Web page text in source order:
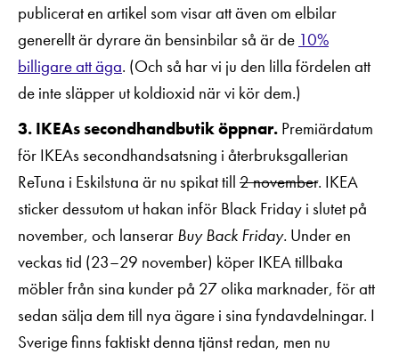
publicerat en artikel som visar att även om elbilar
generellt är dyrare än bensinbilar så är de 10%
billigare att äga. (Och så har vi ju den lilla fördelen att
de inte släpper ut koldioxid när vi kör dem.)
3. IKEAs secondhandbutik öppnar. Premiärdatum
för IKEAs secondhandsatsning i återbruksgallerian
ReTuna i Eskilstuna är nu spikat till 2 november. IKEA
sticker dessutom ut hakan inför Black Friday i slutet på
november, och lanserar Buy Back Friday. Under en
veckas tid (23–29 november) köper IKEA tillbaka
möbler från sina kunder på 27 olika marknader, för att
sedan sälja dem till nya ägare i sina fyndavdelningar. I
Sverige finns faktiskt denna tjänst redan, men nu